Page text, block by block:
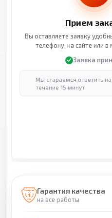
Прием
Вы оставляете заявку
телефону, на сайте или
Заявка
Мы стараемся ответить
течение 15 минут
Гарантия качества
на все работы